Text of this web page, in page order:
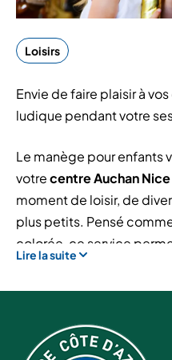
Loisirs
Envie de faire plaisir à
ludique pendant votre
Le manège pour enfants
votrecentre Auchan
moment de loisir, de
plus petits. Pensé
colorée, ce service
quelques minutes dans
que les parents
Plusieurs avantages !
Lire la suite